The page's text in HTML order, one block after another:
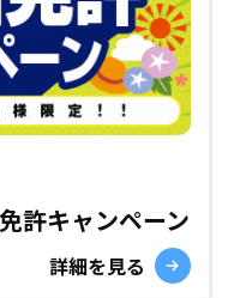
許キャンペーン
詳細を見る